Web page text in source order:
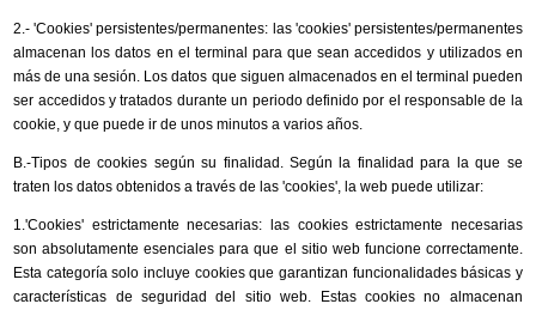
2.- 'Cookies' persistentes/permanentes: las 'cookies' persistentes/permanentes
almacenan los datos en el terminal para que sean accedidos y utilizados en
más de una sesión. Los datos que siguen almacenados en el terminal pueden
ser accedidos y tratados durante un periodo definido por el responsable de la
cookie, y que puede ir de unos minutos a varios años.
B.-Tipos de cookies según su finalidad. Según la finalidad para la que se
traten los datos obtenidos a través de las 'cookies', la web puede utilizar:
1.'Cookies' estrictamente necesarias: las cookies estrictamente necesarias
son absolutamente esenciales para que el sitio web funcione correctamente.
Esta categoría solo incluye cookies que garantizan funcionalidades básicas y
características de seguridad del sitio web. Estas cookies no almacenan